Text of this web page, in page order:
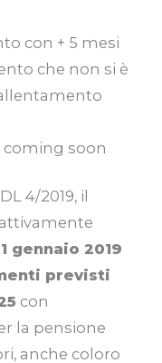
con + 5 mesi
che non si è
coming soon
4/2019, il
1 gennaio 2019
previsti
con
la pensione
anche coloro